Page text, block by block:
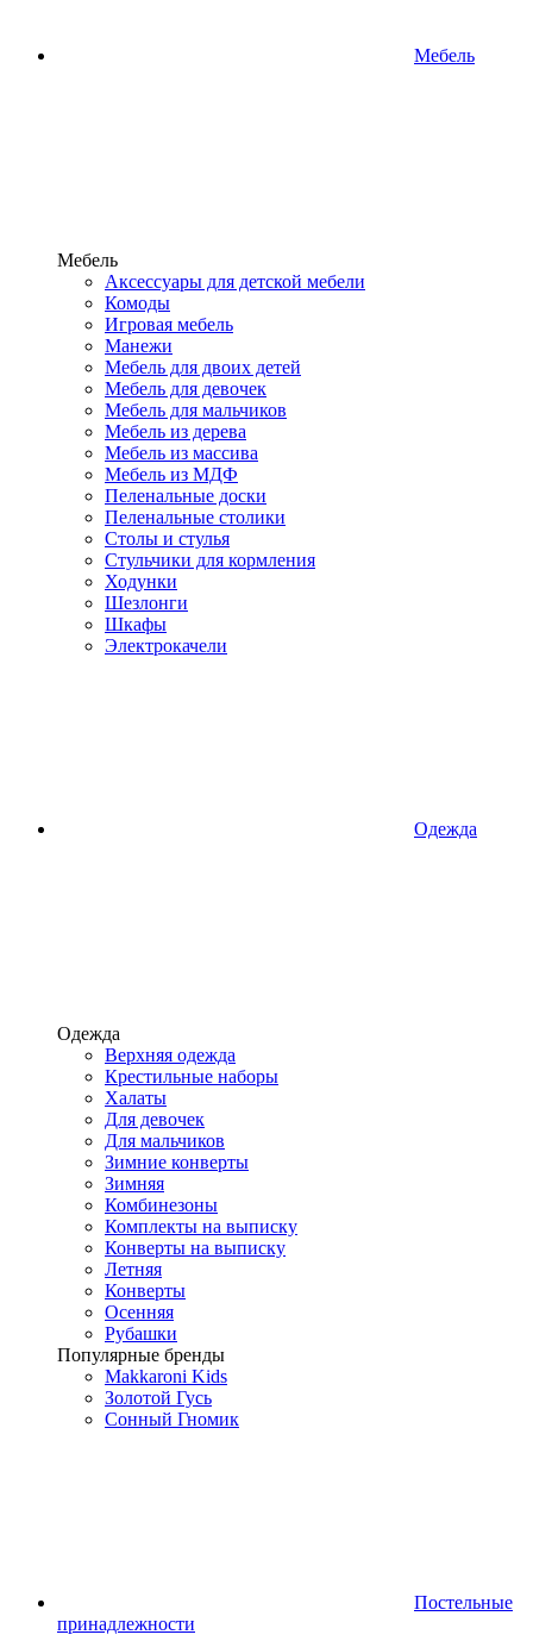
Мебель
Мебель
Аксессуары для детской мебели
Комоды
Игровая мебель
Манежи
Мебель для двоих детей
Мебель для девочек
Мебель для мальчиков
Мебель из дерева
Мебель из массива
Мебель из МДФ
Пеленальные доски
Пеленальные столики
Столы и стулья
Стульчики для кормления
Ходунки
Шезлонги
Шкафы
Электрокачели
Одежда
Одежда
Верхняя одежда
Крестильные наборы
Халаты
Для девочек
Для мальчиков
Зимние конверты
Зимняя
Комбинезоны
Комплекты на выписку
Конверты на выписку
Летняя
Конверты
Осенняя
Рубашки
Популярные бренды
Makkaroni Kids
Золотой Гусь
Сонный Гномик
Постельные
принадлежности